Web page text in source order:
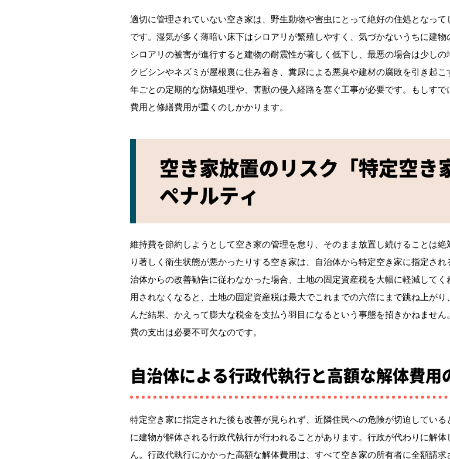
適切に管理されていない空き家は、野生動物や害虫にとって絶好の住処となっ
です。湿気が多く薄暗い床下はシロアリが繁殖しやすく、気づかないうちに建
シロアリの被害が進行すると建物の耐震性が著しく低下し、最悪の場合は少し
クビシンやネズミが屋根裏に住み着き、糞尿による悪臭や建材の腐敗を引き起
年ごとの定期的な防蟻処理や、害獣の侵入経路を塞ぐ工事が必要です。もしす
費用と修繕費用が重くのしかかります。
空き家放置のリスク「特定空き
ペナルティ
維持費を節約しようとして空き家の管理を怠り、そのまま放置し続けることは
り著しく衛生状態が悪かったりする空き家は、自治体から特定空き家に指定さ
治体からの改善勧告に従わなかった場合、土地の固定資産税を大幅に軽減して
用されなくなると、土地の固定資産税は最大でこれまでの六倍にまで跳ね上が
んだ結果、かえって膨大な税金を支払う羽目になるという事態を招きかねませ
費の支出は必要不可欠なのです。
自治体による行政代執行と高額な解体費用
特定空き家に指定された後も改善が見られず、近隣住民への危険が切迫してい
に建物が解体される行政代執行が行われることがあります。行政が代わりに解
ん。行政代執行にかかった高額な解体費用は、すべて空き家の所有者に全額請